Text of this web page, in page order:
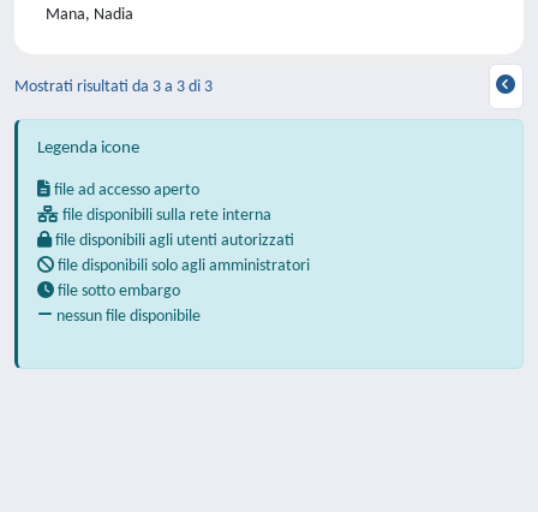
Mana, Nadia
Mostrati risultati da 3 a 3 di 3
Legenda icone
file ad accesso aperto
file disponibili sulla rete interna
file disponibili agli utenti autorizzati
file disponibili solo agli amministratori
file sotto embargo
nessun file disponibile